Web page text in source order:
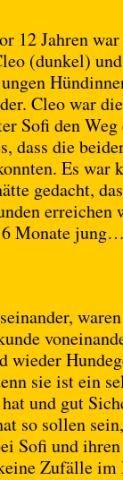
12 Jahren
(dunkel)
Cleo war
Sofi den
dass die
Es war
gedacht,
erreichen
Monate
wieder
sie ist ein
und gut
so sollen
Sofi und
Zufälle